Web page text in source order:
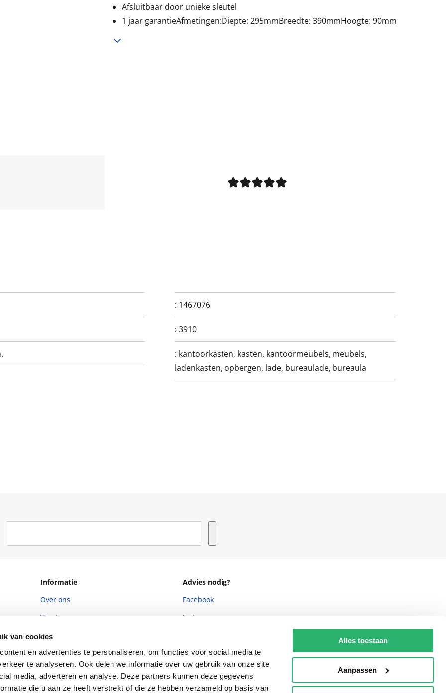
van cookies
en advertenties te personaliseren, om functies voor social media te
te analyseren. Ook delen we informatie over uw gebruik van onze site
media, adverteren en analyse. Deze partners kunnen deze gegevens
die u aan ze heeft verstrekt of die ze hebben verzameld op basis van
Alles toestaan
Aanpassen
Afsluitbaar door unieke sleutel
1 jaar garantieAfmetingen:Diepte: 295mmBreedte: 390mmHoogte: 90mm
: 1467076
:3910
: kantoorkasten, kasten, kantoormeubels, meubels,
ladenkasten, opbergen, lade, bureaulade, bureaula
Informatie
Over ons
Vacatures
Winkels en openingstijden
Cadeaukaart
Ondernemer worden
Vulnerability Disclosure policy
Advies nodig?
Facebook
Instagram
088 - 133 84 32